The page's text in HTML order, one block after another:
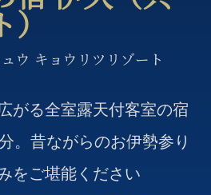
）
ウ キョウリツリゾート
がる全室露天付客室の宿
。昔ながらのお伊勢参り
をご堪能ください